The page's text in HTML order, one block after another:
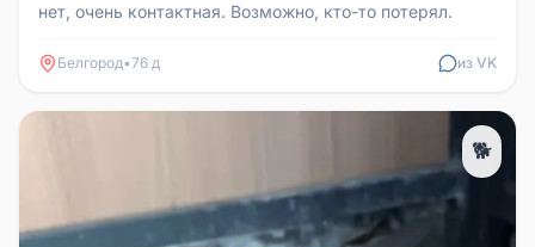
нет, очень контактная. Возможно, кто-то потерял.
Белгород•76 д из VK
🐕